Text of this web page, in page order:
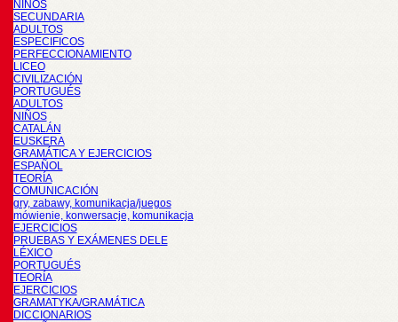
NIÑOS
SECUNDARIA
ADULTOS
ESPECIFICOS
PERFECCIONAMIENTO
LICEO
CIVILIZACIÓN
PORTUGUÉS
ADULTOS
NIÑOS
CATALÁN
EUSKERA
GRAMÁTICA Y EJERCICIOS
ESPAÑOL
TEORÍA
COMUNICACIÓN
gry, zabawy, komunikacja/juegos
mówienie, konwersacje, komunikacja
EJERCICIOS
PRUEBAS Y EXÁMENES DELE
LÉXICO
PORTUGUÉS
TEORÍA
EJERCICIOS
GRAMATYKA/GRAMÁTICA
DICCIONARIOS